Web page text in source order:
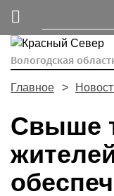
Вологодская
Главное
Свыше